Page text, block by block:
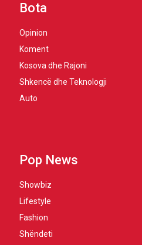
Bota
Opinion
Koment
Kosova dhe Rajoni
Shkencë dhe Teknologji
Auto
Pop News
Showbiz
Lifestyle
Fashion
Shëndeti